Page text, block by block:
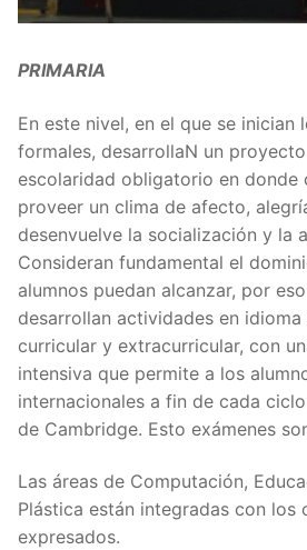
PRIMARIA
En este nivel, en el que se inician
formales, desarrollaN un
escolaridad obligatorio en donde
proveer un clima de afecto,
desenvuelve la socialización y la
Consideran fundamental el
alumnos puedan alcanzar, por
desarrollan actividades en
curricular y extracurricular, con
intensiva que permite a los
internacionales a fin de cada
de Cambridge. Esto exámenes
Las áreas de Computación,
Plástica están integradas con los
expresados.